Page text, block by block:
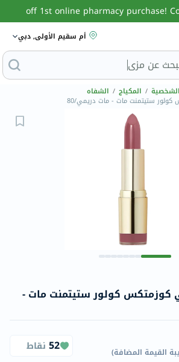
أم سقيم الأولى, دبي
عن مزيل عرق
الشخصية / المكياج / الشفاه
ستيتمنت مات - مات دريمي/80
كوزمتكس كولور ستيتمنت مات -
القيمة المضافة)
52 نقاط